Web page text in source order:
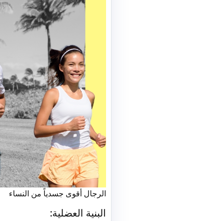
الرجال أقوى جسدياً من النساء
البنية العضلية: